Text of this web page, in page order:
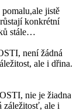
jistě
konkrétní
stále…
není žádná
ale i dřina.
nie je žiadna
záležitosť, ale i